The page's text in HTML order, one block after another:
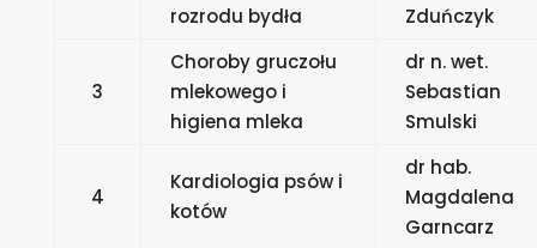
rozrodu bydła
Zduńczyk
3
Choroby gruczołu
mlekowego i
higiena mleka
dr n. wet.
Sebastian
Smulski
4
Kardiologia psów i
kotów
dr hab.
Magdalena
Garncarz